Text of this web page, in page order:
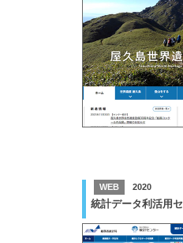
WEB 2020